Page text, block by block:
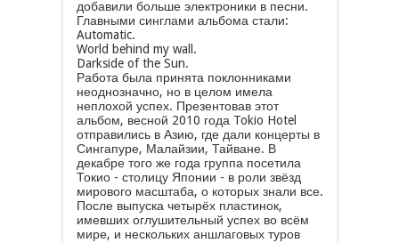
добавили больше электроники в песни.
Главными синглами альбома стали:
Automatic.
World behind my wall.
Darkside of the Sun.
Работа была принята поклонниками
неоднозначно, но в целом имела
неплохой успех. Презентовав этот
альбом, весной 2010 года Tokio Hotel
отправились в Азию, где дали концерты в
Сингапуре, Малайзии, Тайване. В
декабре того же года группа посетила
Токио - столицу Японии - в роли звёзд
мирового масштаба, о которых знали все.
После выпуска четырёх пластинок,
имевших оглушительный успех во всём
мире, и нескольких аншлаговых туров